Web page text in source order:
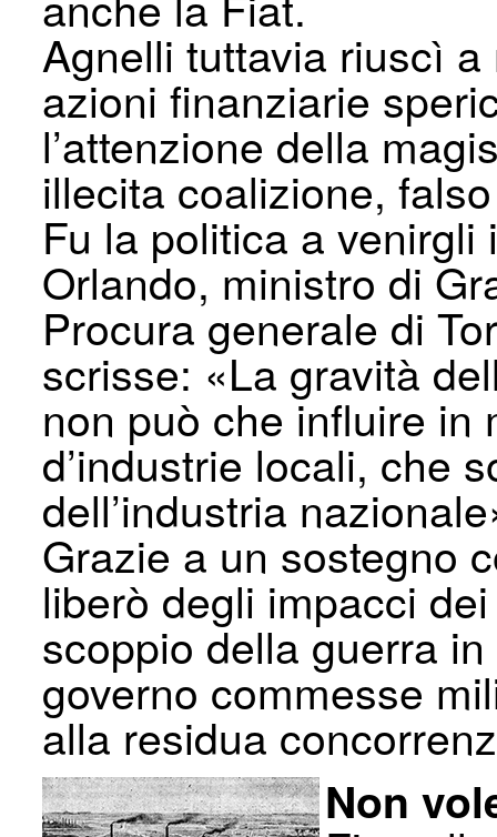
Agnelli tuttavia riuscì
azioni finanziarie
l’attenzione della
illecita coalizione,
Fu la politica a
Orlando, ministro di
Procura generale di
scrisse: «La gravità
non può che influire in
d’industrie locali, che
dell’industria
Grazie a un sostegno
liberò degli impacci
scoppio della guerra
governo commesse
alla residua
Non